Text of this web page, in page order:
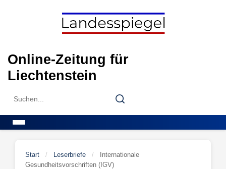
Online-Zeitung für
Liechtenstein
Search
Search
Start / Leserbriefe /
Internationale
Gesundheitsvorschriften (IGV)